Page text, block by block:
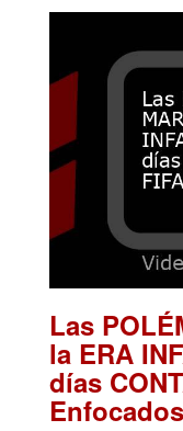
Las
la ERA
días
Enfocados